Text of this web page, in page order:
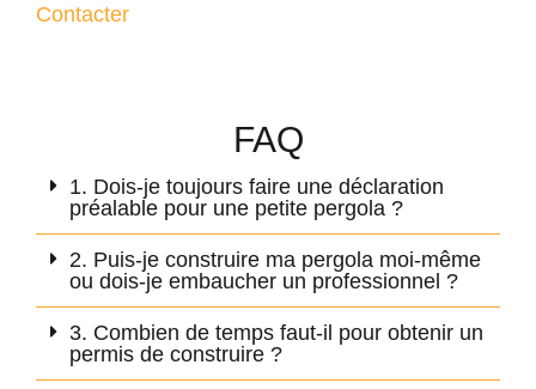
Contacter
FAQ
1. Dois-je toujours faire une déclaration
préalable pour une petite pergola ?
2. Puis-je construire ma pergola moi-même
ou dois-je embaucher un professionnel ?
3. Combien de temps faut-il pour obtenir un
permis de construire ?